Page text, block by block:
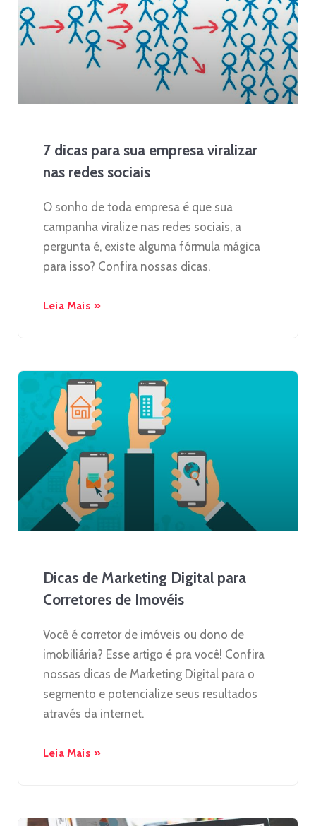
7 dicas para sua empresa viralizar
nas redes sociais
O sonho de toda empresa é que sua
campanha viralize nas redes sociais, a
pergunta é, existe alguma fórmula mágica
para isso? Confira nossas dicas.
Leia Mais »
Dicas de Marketing Digital para
Corretores de Imovéis
Você é corretor de imóveis ou dono de
imobiliária? Esse artigo é pra você! Confira
nossas dicas de Marketing Digital para o
segmento e potencialize seus resultados
através da internet.
Leia Mais »